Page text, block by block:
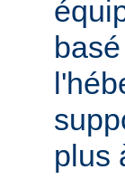
plus